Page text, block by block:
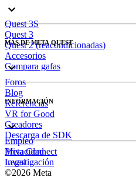
Quest 3S
Quest 3
Quest 2 (reacondicionadas)
Accesorios
Compara gafas
MÁS DE META QUEST
Foros
Blog
Referencias
VR for Good
Creadores
Descarga de SDK
INFORMACIÓN
Empleo
Meta Connect
Investigación
Privacidad
Legal
©2026 Meta